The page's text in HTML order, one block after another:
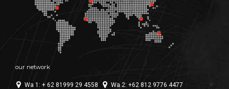
our network
Wa 1: + 62 81999 29 4558 Wa 2: +62 812 9776 4477